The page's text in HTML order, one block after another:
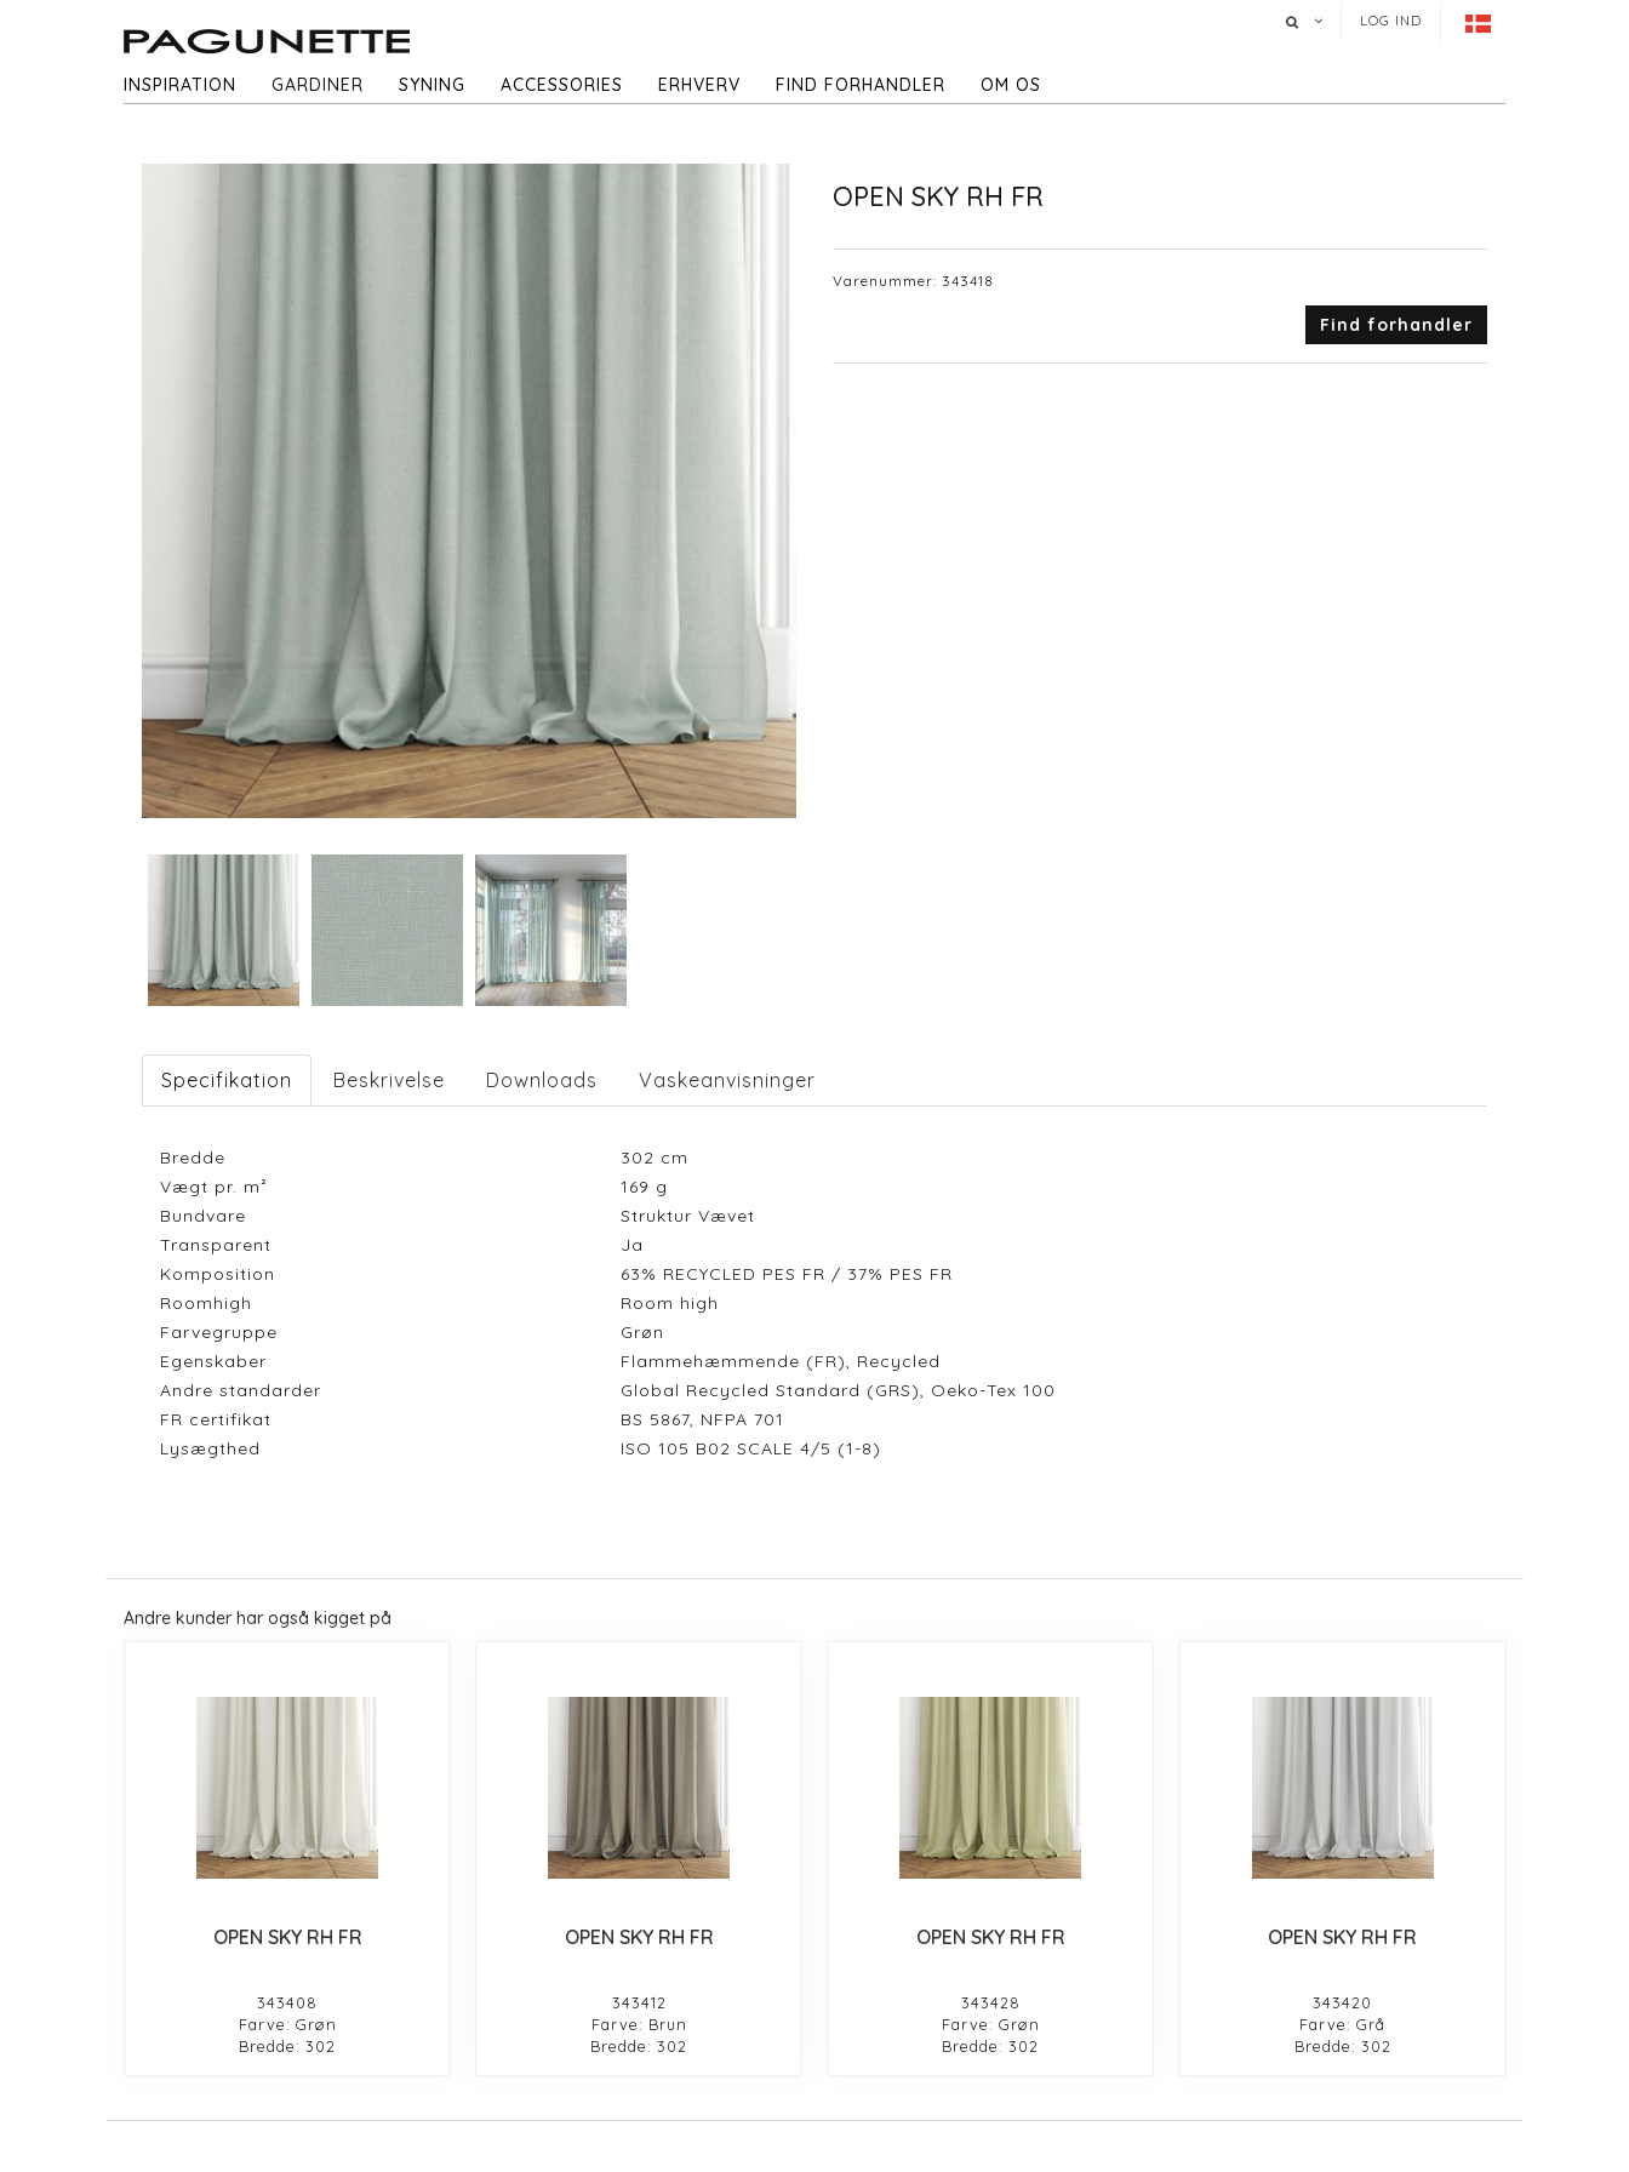
LOG IND
INSPIRATION GARDINER SYNING ACCESSORIES ERHVERV FIND FORHANDLER OM OS
OPEN SKY RH FR
Varenummer: 343418
Find forhandler
Specifikation Beskrivelse Downloads Vaskeanvisninger
Bredde 302 cm
Vægt pr. m²
169 g
Bundvare
Struktur Vævet
Transparent
Ja
Komposition
63% RECYCLED PES FR / 37% PES FR
Roomhigh
Room high
Farvegruppe
Grøn
Egenskaber
Flammehæmmende (FR), Recycled
Andre standarder
Global Recycled Standard (GRS), Oeko-Tex 100
FR certifikat
BS 5867, NFPA 701
Lysægthed
ISO 105 B02 SCALE 4/5 (1-8)
Andre kunder har også kigget på
OPEN SKY RH FR
343408
Farve: Grøn
Bredde: 302
OPEN SKY RH FR
343412
Farve: Brun
Bredde: 302
OPEN SKY RH FR
343428
Farve: Grøn
Bredde: 302
OPEN SKY RH FR
343420
Farve: Grå
Bredde: 302